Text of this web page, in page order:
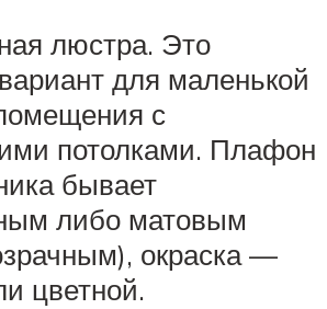
люстра. Это
для маленькой
с
потолками. Плафон
бывает
либо матовым
окраска —
цветной.